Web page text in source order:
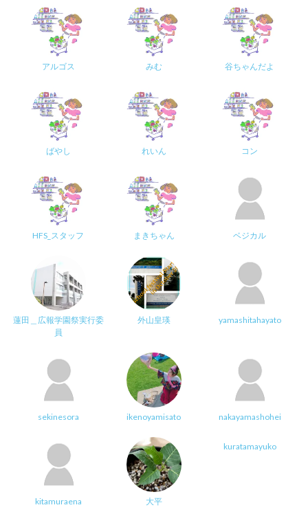
アルゴス みむ 谷ちゃんだよ
ばやし れいん コン
HFS_スタッフ まきちゃん ベジカル
蓮田＿広報学園祭実行委
員
外山皇瑛 yamashitahayato
sekinesora ikenoyamisato nakayamashohei
kitamuraena 大平
kuratamayuko